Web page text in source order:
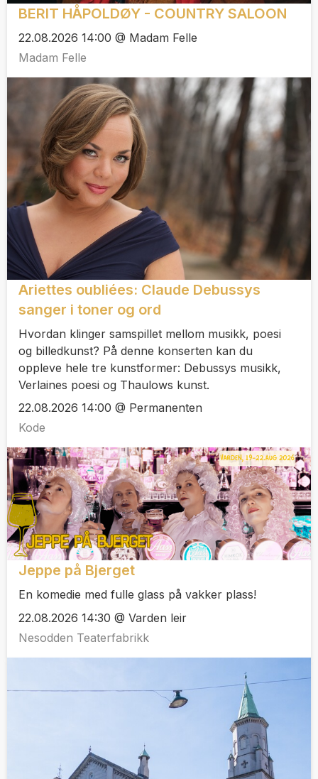
BERIT HÅPOLDØY - COUNTRY SALOON
22.08.2026 14:00 @ Madam Felle
Madam Felle
Ariettes oubliées: Claude Debussys
sanger i toner og ord
Hvordan klinger samspillet mellom musikk, poesi
og billedkunst? På denne konserten kan du
oppleve hele tre kunstformer: Debussys musikk,
Verlaines poesi og Thaulows kunst.
22.08.2026 14:00 @ Permanenten
Kode
Jeppe på Bjerget
En komedie med fulle glass på vakker plass!
22.08.2026 14:30 @ Varden leir
Nesodden Teaterfabrikk